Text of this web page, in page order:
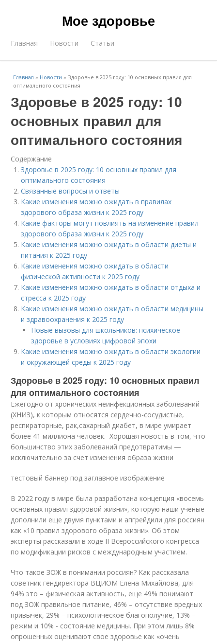
Мое здоровье
Главная Новости Статьи
Главная » Новости »Здоровье в 2025 году: 10 основных правил для
оптимального состояния
Здоровье в 2025 году: 10
основных правил для
оптимального состояния
Содержание
Здоровье в 2025 году: 10 основных правил для
оптимального состояния
Связанные вопросы и ответы
Какие изменения можно ожидать в правилах
здорового образа жизни к 2025 году
Какие факторы могут повлиять на изменение правил
здорового образа жизни к 2025 году
Какие изменения можно ожидать в области диеты и
питания к 2025 году
Какие изменения можно ожидать в области
физической активности к 2025 году
Какие изменения можно ожидать в области отдыха и
стресса к 2025 году
Какие изменения можно ожидать в области медицины
и здравоохранения к 2025 году
Новые вызовы для школьников: психическое
здоровье в условиях цифровой эпохи
Какие изменения можно ожидать в области экологии
и окружающей среды к 2025 году
Здоровье в 2025 году: 10 основных правил
для оптимального состояния
Ежегодно от хронических неинфекционных заболеваний
(ХНИЗ), к которым относятся сердечно-сосудистые,
респираторные, рак,сахарный диабет, в мире умирает
более 41 миллиона человек. Хорошая новость в том, что
большинство этих заболеваний предотвратимы —
исключительно за счет изменения образа жизни
тестовый баннер под заглавное изображение
В 2022 году в мире была разработана концепция «восемь
основных правил здоровой жизни», которую наши ученые
дополнили еще двумя пунктами и апгрейдили для россиян
как «10 правил здорового образа жизни». Об этом
эксперты рассказали в ходе II Всероссийского конгресса
по модификации рисков с международным участием.
Что такое ЗОЖ в понимании россиян? Как рассказала
советник гендиректора ВЦИОМ Елена Михайлова, для
94% это – физическая активность, еще 49% понимают
под ЗОЖ правильное питание, 46% – отсутствие вредных
привычек, 29% – психологическое благополучие, 13% –
режим и 10% - состояние медицины. При этом лишь 8%
опрошенных оценивают свое здоровье как «очень